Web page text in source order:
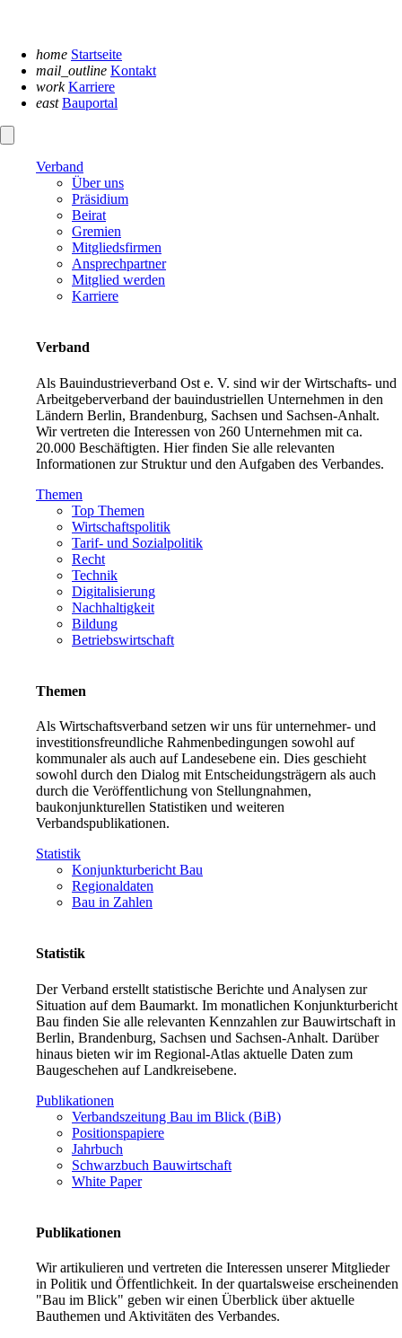
home Startseite
mail_outline Kontakt
work Karriere
east Bauportal
Verband
Über uns
Präsidium
Beirat
Gremien
Mitgliedsfirmen
Ansprechpartner
Mitglied werden
Karriere
Verband
Als Bauindustrieverband Ost e. V. sind wir der Wirtschafts- und
Arbeitgeberverband der bauindustriellen Unternehmen in den
Ländern Berlin, Brandenburg, Sachsen und Sachsen-Anhalt.
Wir vertreten die Interessen von 260 Unternehmen mit ca.
20.000 Beschäftigten. Hier finden Sie alle relevanten
Informationen zur Struktur und den Aufgaben des Verbandes.
Themen
Top Themen
Wirtschaftspolitik
Tarif- und Sozialpolitik
Recht
Technik
Digitalisierung
Nachhaltigkeit
Bildung
Betriebswirtschaft
Themen
Als Wirtschaftsverband setzen wir uns für unternehmer- und
investitionsfreundliche Rahmenbedingungen sowohl auf
kommunaler als auch auf Landesebene ein. Dies geschieht
sowohl durch den Dialog mit Entscheidungsträgern als auch
durch die Veröffentlichung von Stellungnahmen,
baukonjunkturellen Statistiken und weiteren
Verbandspublikationen.
Statistik
Konjunkturbericht Bau
Regionaldaten
Bau in Zahlen
Statistik
Der Verband erstellt statistische Berichte und Analysen zur
Situation auf dem Baumarkt. Im monatlichen Konjunkturbericht
Bau finden Sie alle relevanten Kennzahlen zur Bauwirtschaft in
Berlin, Brandenburg, Sachsen und Sachsen-Anhalt. Darüber
hinaus bieten wir im Regional-Atlas aktuelle Daten zum
Baugeschehen auf Landkreisebene.
Publikationen
Verbandszeitung Bau im Blick (BiB)
Positionspapiere
Jahrbuch
Schwarzbuch Bauwirtschaft
White Paper
Publikationen
Wir artikulieren und vertreten die Interessen unserer Mitglieder
in Politik und Öffentlichkeit. In der quartalsweise erscheinenden
"Bau im Blick" geben wir einen Überblick über aktuelle
Bauthemen und Aktivitäten des Verbandes.